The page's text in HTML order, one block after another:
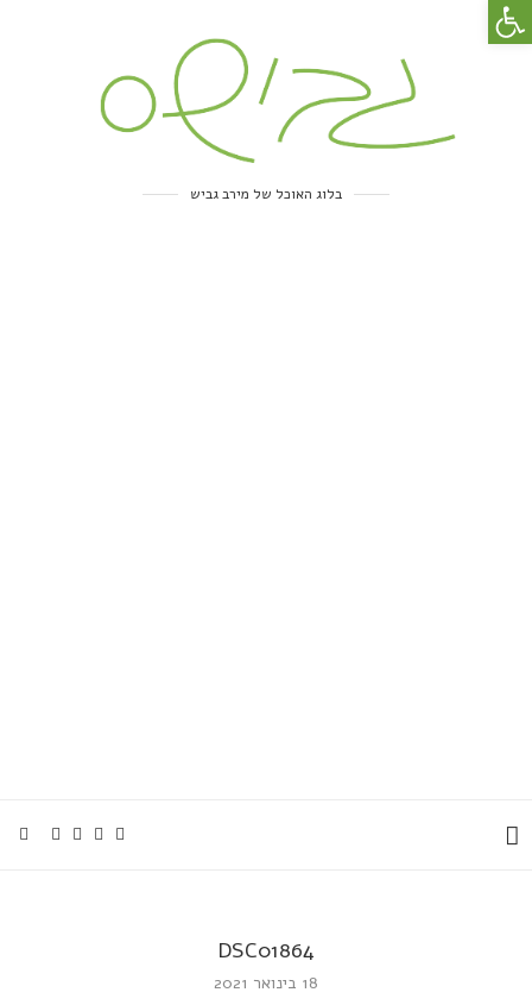
בלוג האוכל של מירב גביש
DSC01864
18 בינואר 2021